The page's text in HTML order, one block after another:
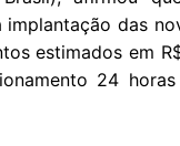
das
estimados em
24 horas